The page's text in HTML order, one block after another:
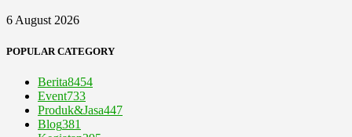
6 August 2026
POPULAR CATEGORY
Berita8454
Event733
Produk&Jasa447
Blog381